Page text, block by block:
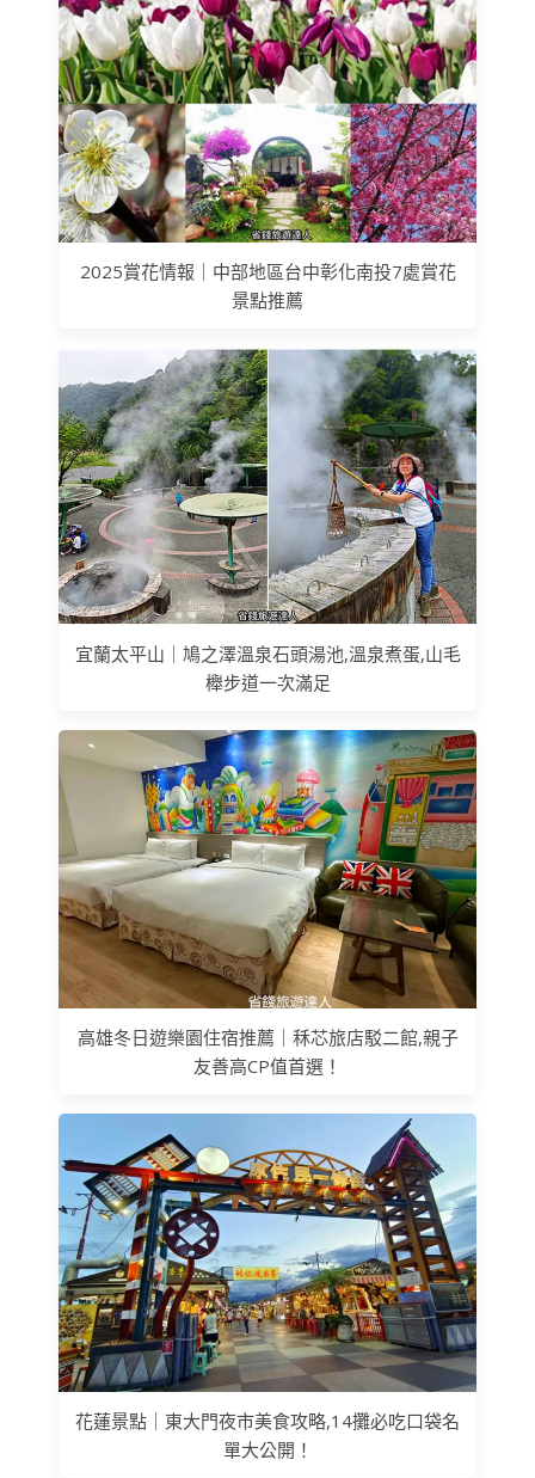
2025賞花情報｜中部地區台中彰化南投7處賞花
景點推薦
宜蘭太平山｜鳩之澤溫泉石頭湯池,溫泉煮蛋,山毛
櫸步道一次滿足
高雄冬日遊樂園住宿推薦｜秝芯旅店駁二館,親子
友善高CP值首選！
花蓮景點｜東大門夜市美食攻略,14攤必吃口袋名
單大公開！